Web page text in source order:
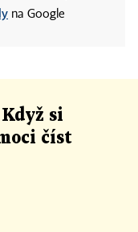
na Google
si
číst